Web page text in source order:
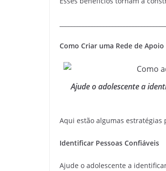
Como Criar uma Rede de
Ajude o adolescente a
Aqui estão algumas estratégias
Identificar Pessoas Confiáveis
Ajude o adolescente a